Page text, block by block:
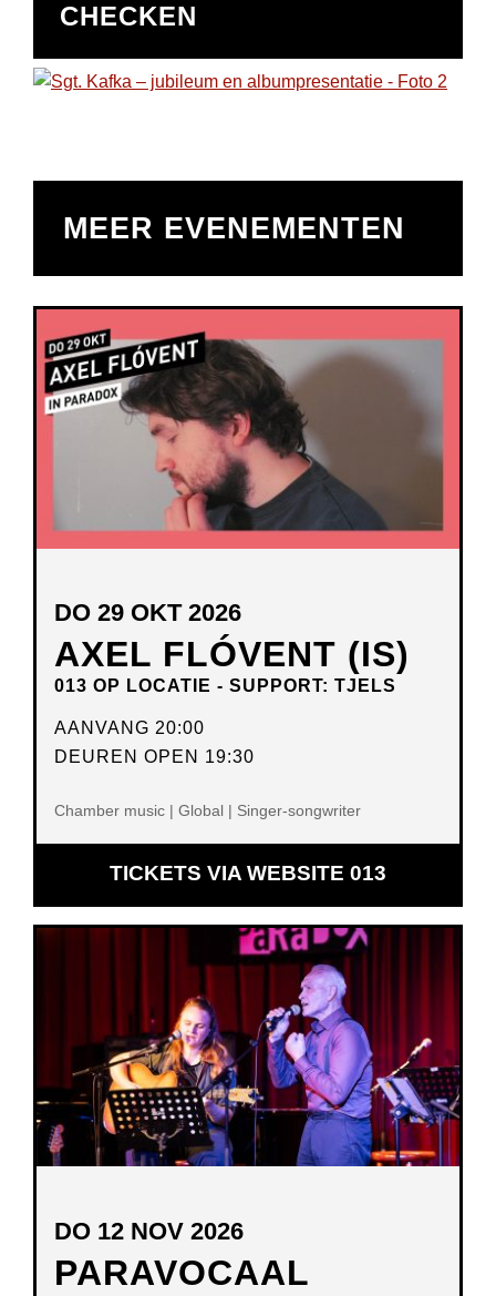
CHECKEN
MEER EVENEMENTEN
AXEL FLÓVENT (IS)
013 OP LOCATIE - SUPPORT: TJELS
DO 29 OKT 2026
AANVANG 20:00
DEUREN OPEN 19:30
Chamber music | Global | Singer-songwriter
TICKETS VIA WEBSITE 013
IN
PARAVOCAAL
DO 12 NOV 2026